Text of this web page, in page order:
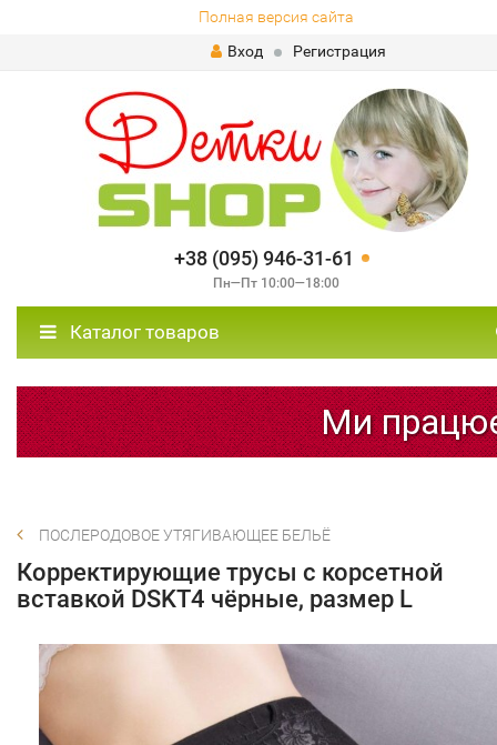
Полная версия сайта
Вход
Регистрация
+38 (095) 946-31-61
Пн—Пт 10:00—18:00
Каталог товаров
Ми
ПОСЛЕРОДОВОЕ УТЯГИВАЮЩЕЕ БЕЛЬЁ
Корректирующие трусы с корсетной
вставкой DSKT4 чёрные, размер L